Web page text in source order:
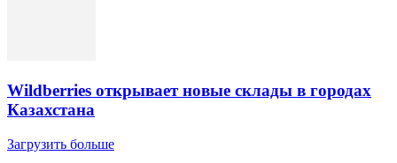
Wildberries открывает новые склады в городах
Казахстана
Загрузить больше